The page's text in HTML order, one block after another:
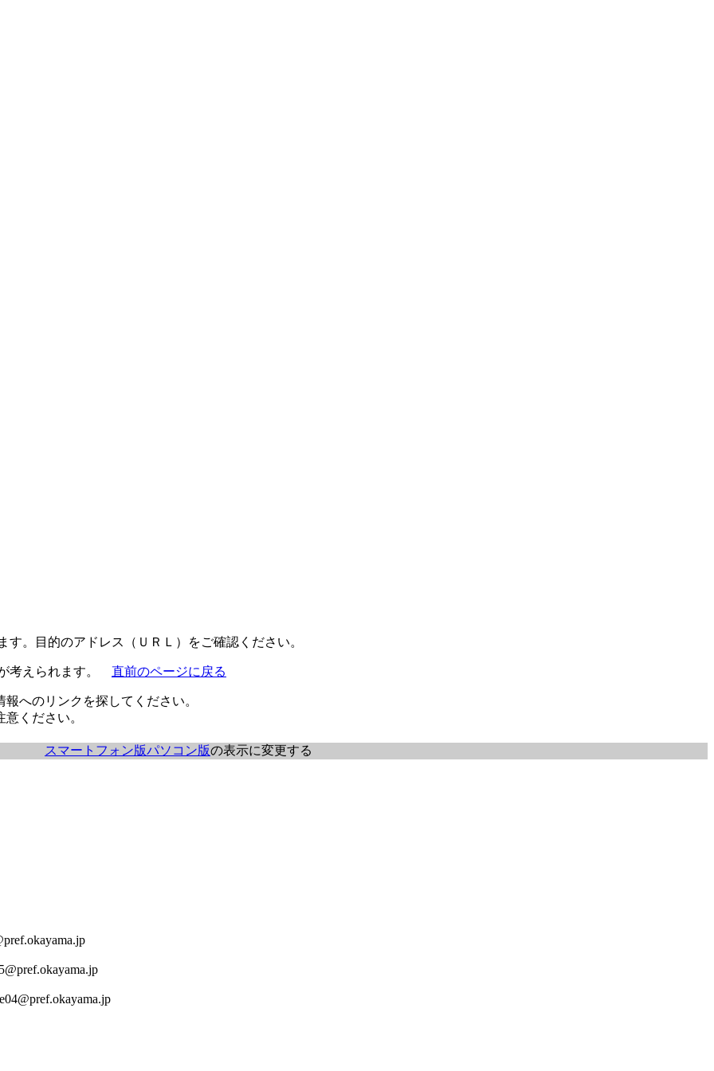
。目的のアドレス（ＵＲＬ）をご確認ください。
考えられます。 直前のページに戻る
へのリンクを探してください。
ください。
スマートフォン版パソコン版の表示に変更する